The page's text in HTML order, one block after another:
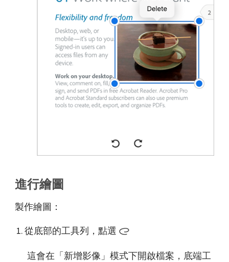
進行繪圖
製作繪圖：
從底部的工具列，點選
這會在「新增影像」模式下開啟檔案，底端工